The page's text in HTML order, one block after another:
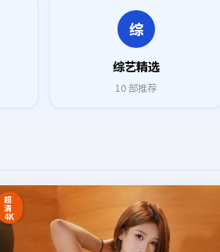
综
综艺精选
10部推荐
超
清
4K